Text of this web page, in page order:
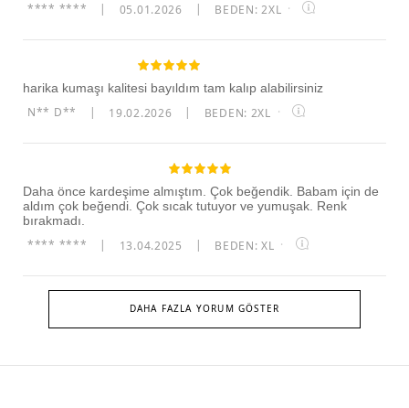
**** **** 05.01.2026 BEDEN: 2XL ·
harika kumaşı kalitesi bayıldım tam kalıp alabilirsiniz
N** D** 19.02.2026 BEDEN: 2XL ·
Daha önce kardeşime almıştım. Çok beğendik. Babam için de
aldım çok beğendi. Çok sıcak tutuyor ve yumuşak. Renk
bırakmadı.
**** **** 13.04.2025 BEDEN: XL ·
DAHA FAZLA YORUM GÖSTER